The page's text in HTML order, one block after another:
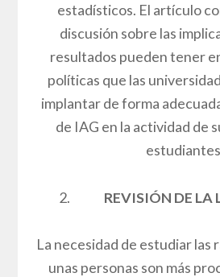
estadísticos. El artículo
discusión sobre las
resultados pueden tener
políticas que las
implantar de forma
de IAG en la actividad de
REVISIÓN DE LA
La necesidad de estudiar las
unas personas son más